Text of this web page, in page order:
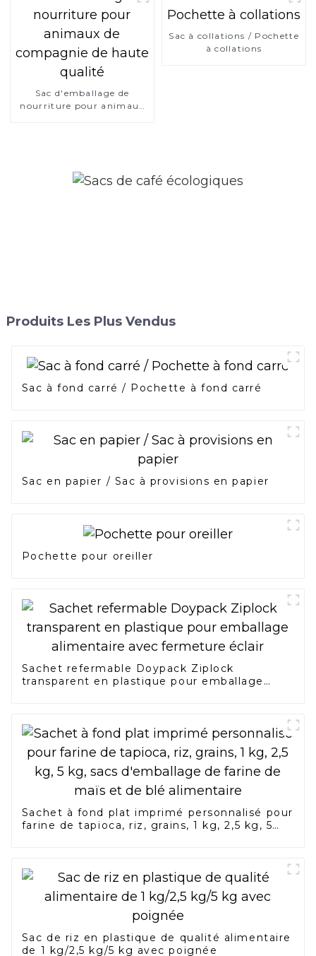
Sac d'emballage de
nourriture pour animaux
Sac à collations / Pochette
à collations
Produits Les Plus Vendus
Sac à fond carré / Pochette à fond carré
Sac en papier / Sac à provisions en papier
Pochette pour oreiller
Sachet refermable Doypack Ziplock
transparent en plastique pour emballage
Sachet à fond plat imprimé personnalisé pour
farine de tapioca, riz, grains, 1 kg, 2,5 kg, 5
Sac de riz en plastique de qualité alimentaire
de 1 kg/2,5 kg/5 kg avec poignée